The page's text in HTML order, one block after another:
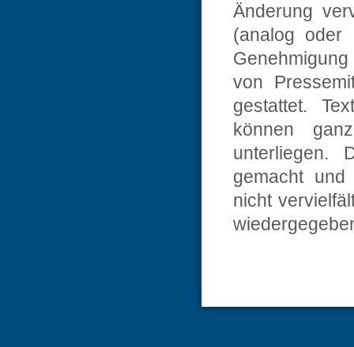
Änderung
(analog oder
von
gestattet.
können
unterliegen.
gemacht
nicht